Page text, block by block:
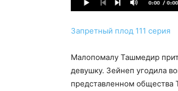
Запретный плод 111 серия
Малопомалу Ташмедир
девушку. Зейнеп угодила
представленном общества